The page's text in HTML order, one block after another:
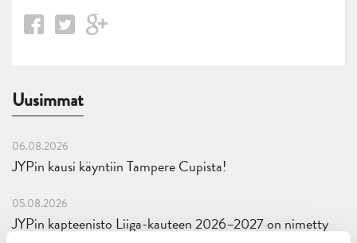
Uusimmat
06.08.2026
JYPin kausi käyntiin Tampere Cupista!
05.08.2026
JYPin kapteenisto Liiga-kauteen 2026–2027 on nimetty